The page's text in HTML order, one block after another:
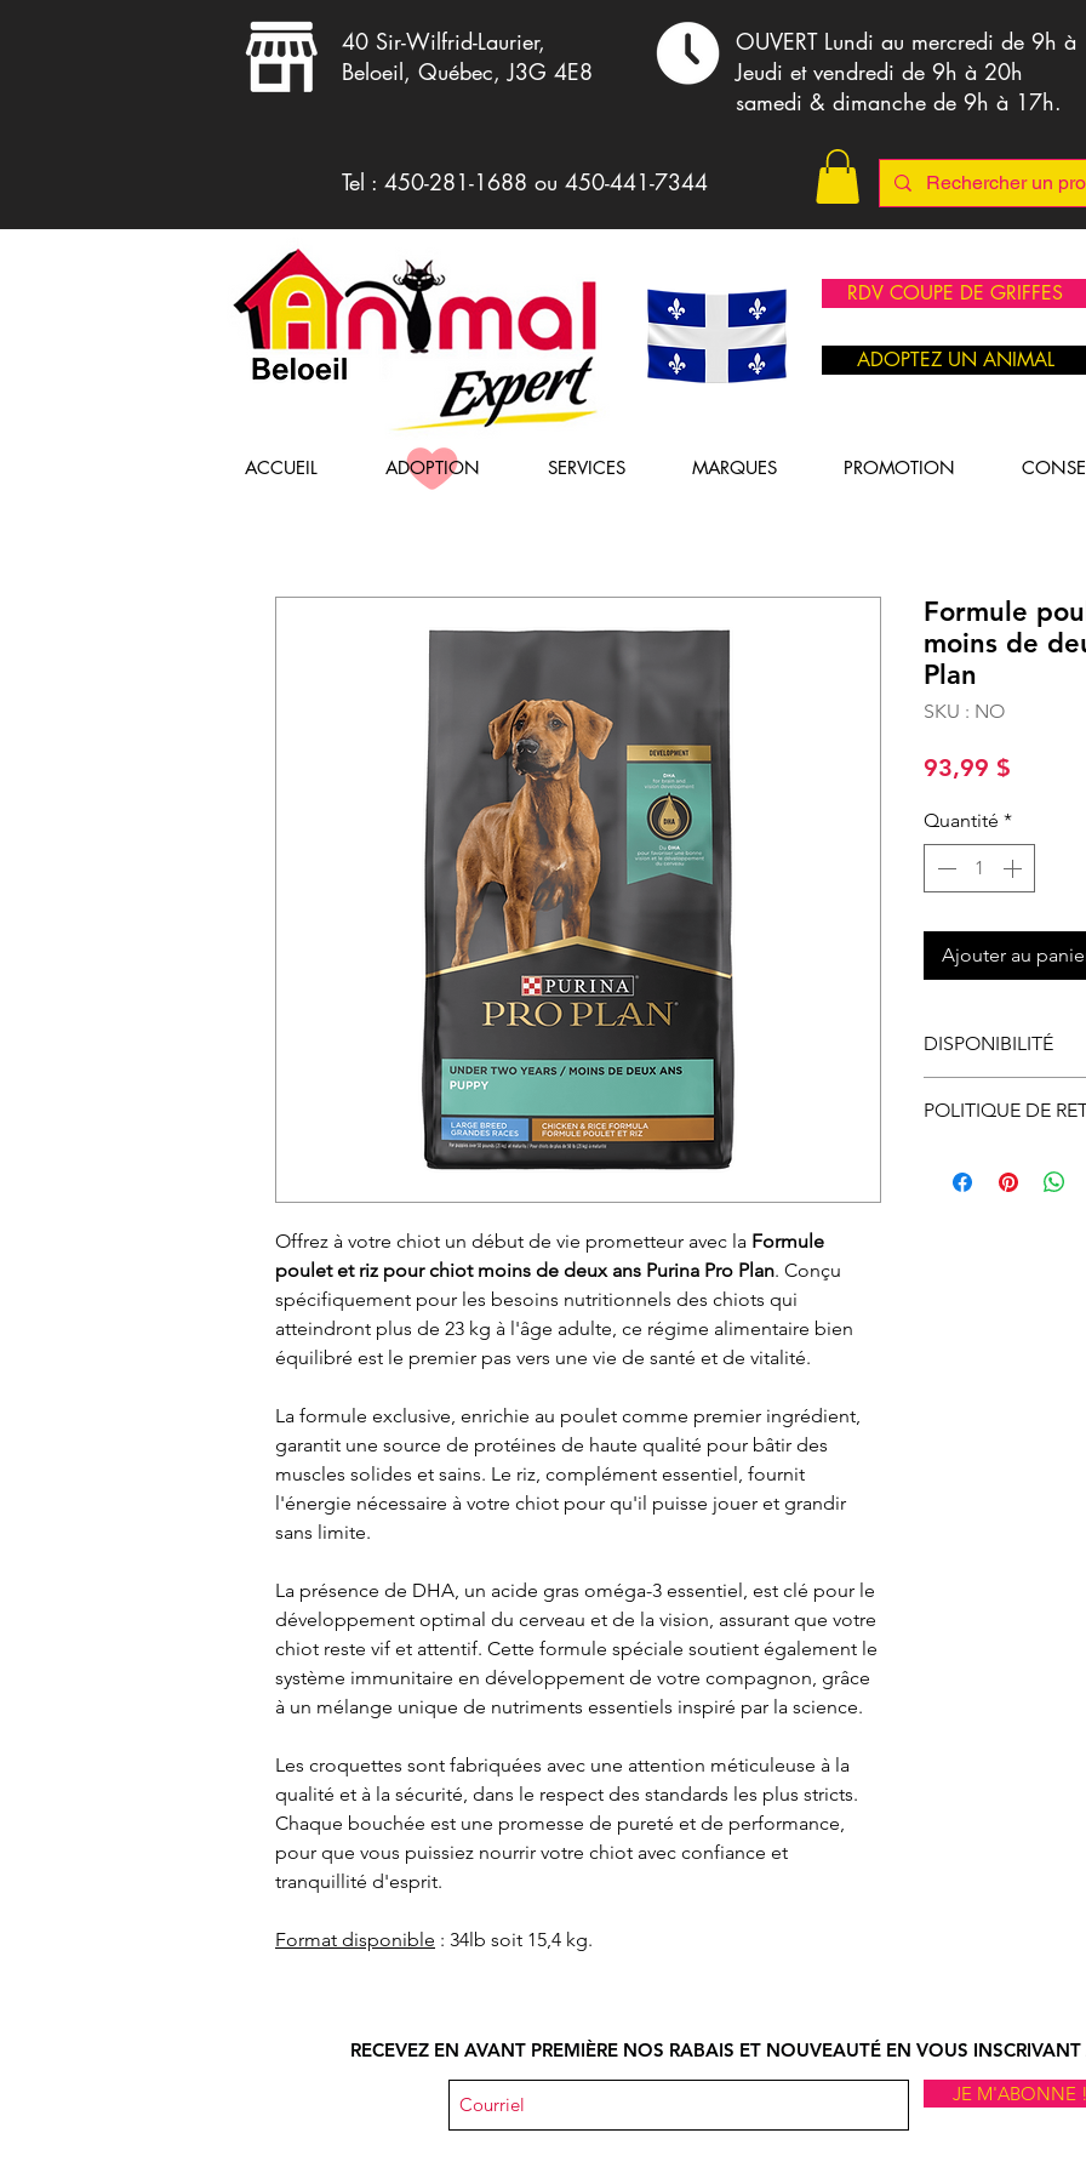
40 Sir-Wilfrid-Laurier,
Beloeil, Québec, J3G 4E8
OUVERT Lundi au mercredi de 9h à
Jeudi et vendredi de 9h à 20h
samedi & dimanche de 9h à 17h.
Tel : 450-281-1688 ou 450-441-7344
RDV COUPE DE GRIFFES
ADOPTEZ UN ANIMAL
ACCUEIL ADOPTION SERVICES MARQUES PROMOTION
Offrez à votre chiot un début de vie prometteur avec la Formule
poulet et riz pour chiot moins de deux ans Purina Pro Plan. Conçu
spécifiquement pour les besoins nutritionnels des chiots qui
atteindront plus de 23 kg à l'âge adulte, ce régime alimentaire bien
équilibré est le premier pas vers une vie de santé et de vitalité.
La formule exclusive, enrichie au poulet comme premier ingrédient,
garantit une source de protéines de haute qualité pour bâtir des
muscles solides et sains. Le riz, complément essentiel, fournit
l'énergie nécessaire à votre chiot pour qu'il puisse jouer et grandir
sans limite.
La présence de DHA, un acide gras oméga-3 essentiel, est clé pour le
développement optimal du cerveau et de la vision, assurant que votre
chiot reste vif et attentif. Cette formule spéciale soutient également le
système immunitaire en développement de votre compagnon, grâce
à un mélange unique de nutriments essentiels inspiré par la science.
Les croquettes sont fabriquées avec une attention méticuleuse à la
qualité et à la sécurité, dans le respect des standards les plus stricts.
Chaque bouchée est une promesse de pureté et de performance,
pour que vous puissiez nourrir votre chiot avec confiance et
tranquillité d'esprit.
Format disponible : 34lb soit 15,4 kg.
Formule
moins de
Plan
SKU : NO
93,99 $
Quantité *
Ajouter au
DISPONIBILITÉ
ligne pour chien.
ligne doit se faire
POLITIQUE DE
ne vous convient
RECEVEZ EN AVANT PREMIÈRE NOS RABAIS ET NOUVEAUTÉ EN VOUS
JE M'ABONNE !